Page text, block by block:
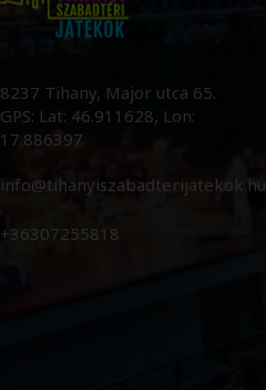
8237 Tihany, Major utca 65.
GPS: Lat: 46.911628, Lon:
17.886397
info@tihanyiszabadterijatekok.hu
+36307255818